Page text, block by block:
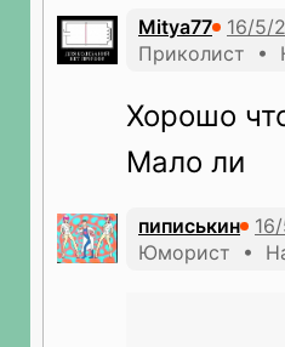
Mitya77
Приколист •
Хорошо
Мало ли
пиписькин
Юморист • На